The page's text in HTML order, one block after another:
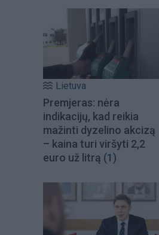
Lietuva
Premjeras: nėra
indikacijų, kad reikia
mažinti dyzelino akcizą
– kaina turi viršyti 2,2
euro už litrą (1)